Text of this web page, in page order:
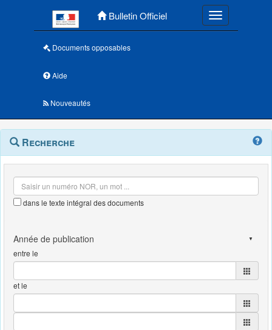
Bulletin Officiel Toggle
Documents opposables
Aide
Nouveautés
Navigation
outils
Menu
contextuel
Recherche
dans le texte intégral des documents
entre le
et le